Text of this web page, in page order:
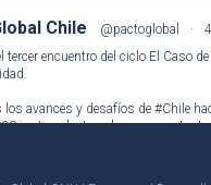
Chile @pactoglobal ·
tercer encuentro del ciclo El Caso
los avances y desafíos de #Chile
junto a destacados